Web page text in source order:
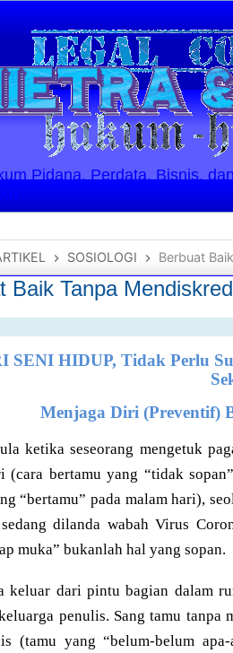
Pidana, Perdata, Bisnis,
SOSIOLOGI Berbuat
Baik Tanpa
SENI HIDUP, Tidak Perlu
Menjaga Diri
ketika seseorang mengetuk
(cara bertamu yang “tidak
“bertamu” pada malam hari),
dilanda wabah Virus
muka” bukanlah hal yang sopan.
keluar dari pintu bagian dalam
penulis. Sang tamu
(tamu yang “belum-belum